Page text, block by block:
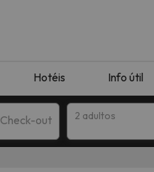
Hotéis Info útil
Check-out 2 adultos